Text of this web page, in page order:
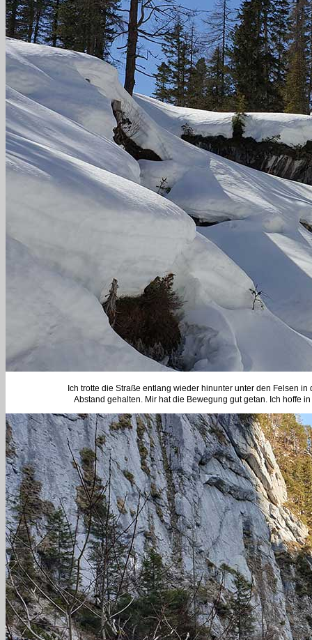
Ich trotte die Straße entlang wieder hinunter unter den Felsen
Abstand gehalten. Mir hat die Bewegung gut getan. Ich hoffe